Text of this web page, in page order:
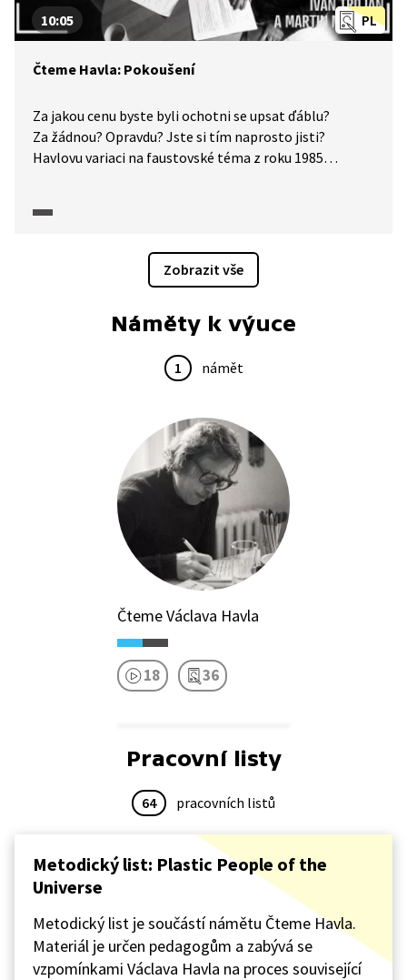
PL
10:05
Čteme Havla: Pokoušení
Za jakou cenu byste byli ochotni se upsat ďáblu?
Za žádnou? Opravdu? Jste si tím naprosto jisti?
Havlovu variaci na faustovské téma z roku 1985
Zobrazit vše
Náměty k výuce
1 námět
Čteme Václava Havla
18 36
Pracovní listy
64 pracovních listů
Metodický list: Plastic People of the
Universe
Metodický list je součástí námětu Čteme Havla.
Materiál je určen pedagogům a zabývá se
vzpomínkami Václava Havla na proces související